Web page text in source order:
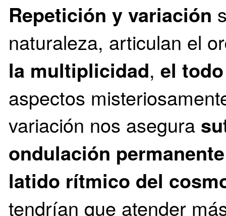
Repetición y variación
naturaleza, articulan el
la multiplicidad, el
aspectos
variación nos asegura
ondulación
latido rítmico del
tendrían que atender